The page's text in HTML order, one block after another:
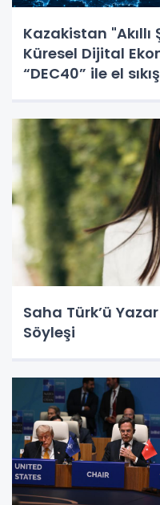
Kazakistan
Küresel Dijital
“DEC40” ile el
Saha Türk’ü
Söyleşi